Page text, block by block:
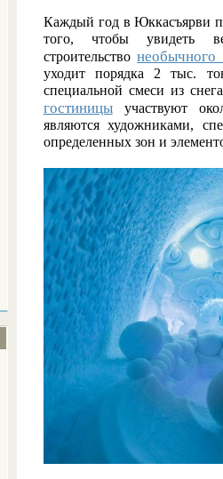
Каждый год в Юккасъярви
того, чтобы увидеть
строительствонеобычного
уходит порядка 2 тыс.
специальной смеси из
гостиницыучаствуют
являются художниками,
определенных зон и